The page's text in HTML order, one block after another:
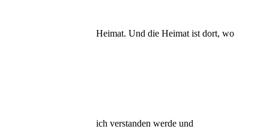
Heimat. Und die Heimat ist dort, wo
ich verstanden werde und